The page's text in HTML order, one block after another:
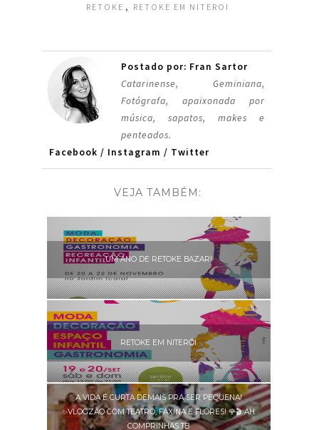
RETOKE , RETOKE EM NITEROI
Postado por: Fran Sartor
Catarinense, Geminiana,
Fotógrafa, apaixonada por
música, sapatos, makes e
penteados.
Facebook / Instagram / Twitter
VEJA TAMBÉM:
UM ANO DE RETOKE BAZAR!
RETOKE EM NITERÓI
A VIDA É CURTA DEMAIS PRA SER PEQUENA!
✨VLOGZÃO COM TEATRO, FAXINA E FLORES! 🌹🎬 AH
COMPRINHAS TB